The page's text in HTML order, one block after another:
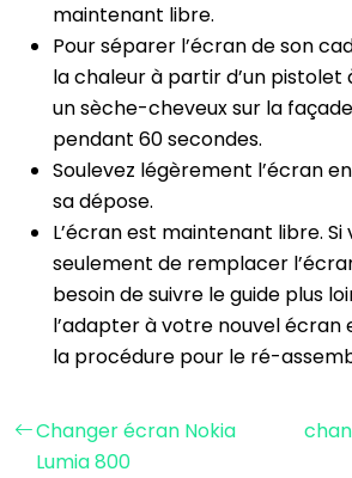
maintenant libre.
Pour séparer l’écran de son
la chaleur à partir d’un pistolet
un sèche-cheveux sur la
pendant 60 secondes.
Soulevez légèrement l’écran
sa dépose.
L’écran est maintenant libre. Si
seulement de remplacer
besoin de suivre le guide plus
l’adapter à votre nouvel
la procédure pour le ré-
Changer écran Nokia
Lumia 800